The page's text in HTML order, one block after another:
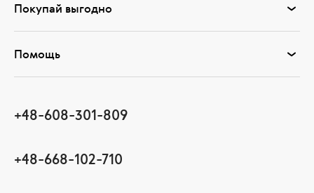
Покупай выгодно
Помощь
+48-608-301-809
+48-668-102-710